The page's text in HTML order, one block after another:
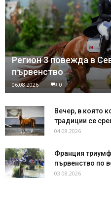
Регион 3 повежда в
първенство
06.08.2026 0
Вечер, в която
традиции се
04.08.2026
Франция
първенство по
03.08.2026